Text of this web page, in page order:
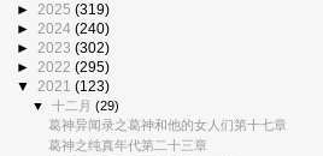
► 2025 (319)
► 2024 (240)
► 2023 (302)
► 2022 (295)
▼ 2021 (123)
▼十二月(29)
葛神异闻录之葛神和他的女人们第十七章
葛神之纯真年代第二十三章